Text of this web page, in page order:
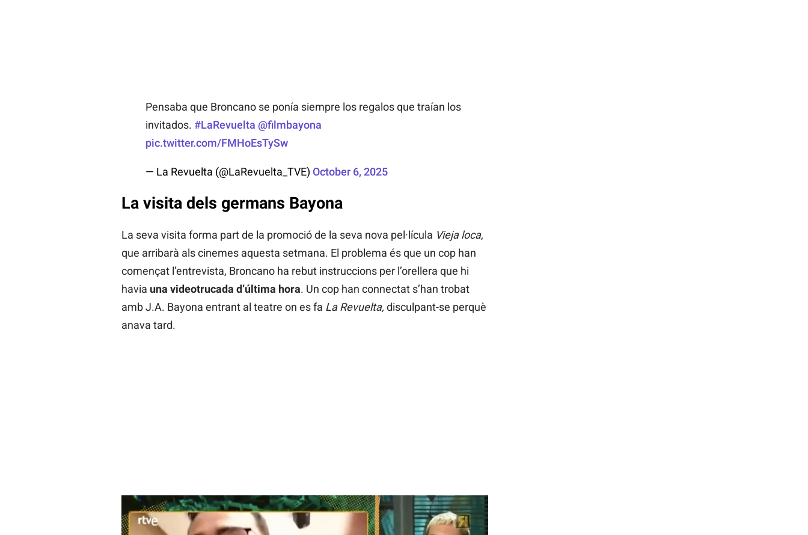
Pensaba que Broncano se ponía siempre los regalos que traían los
invitados. #LaRevuelta @filmbayona
pic.twitter.com/FMHoEsTySw
— La Revuelta (@LaRevuelta_TVE) October 6, 2025
La visita dels germans Bayona
La seva visita forma part de la promoció de la seva nova pel·lícula Vieja loca,
que arribarà als cinemes aquesta setmana. El problema és que un cop han
començat l’entrevista, Broncano ha rebut instruccions per l’orellera que hi
havia una videotrucada d’última hora. Un cop han connectat s’han trobat
amb J.A. Bayona entrant al teatre on es fa La Revuelta, disculpant-se perquè
anava tard.